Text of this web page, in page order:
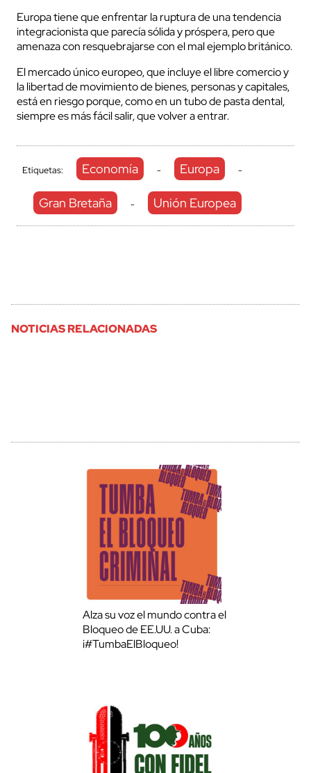
Europa tiene que enfrentar la ruptura de una tendencia
integracionista que parecía sólida y próspera, pero que
amenaza con resquebrajarse con el mal ejemplo británico.
El mercado único europeo, que incluye el libre comercio y
la libertad de movimiento de bienes, personas y capitales,
está en riesgo porque, como en un tubo de pasta dental,
siempre es más fácil salir, que volver a entrar.
Etiquetas: Economía - Europa -
Gran Bretaña - Unión Europea
NOTICIAS RELACIONADAS
Alza su voz el mundo contra el
Bloqueo de EE.UU. a Cuba:
¡#TumbaElBloqueo!